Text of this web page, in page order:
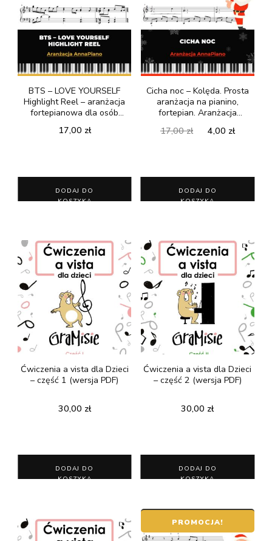
BTS – LOVE YOURSELF
Highlight Reel – aranżacja
fortepianowa dla osób
17,00 zł
DODAJ DO
KOSZYKA
Cicha noc – Kolęda. Prosta
aranżacja na pianino,
fortepian. Aranżacja
17,00zł
Pierwotna
4,00 zł
DODAJ DO
KOSZYKA
Ćwiczenia a vista dla Dzieci
– część 1 (wersja PDF)
30,00 zł
DODAJ DO
KOSZYKA
Ćwiczenia a vista dla Dzieci
– część 2 (wersja PDF)
30,00 zł
DODAJ DO
KOSZYKA
PROMOCJA!